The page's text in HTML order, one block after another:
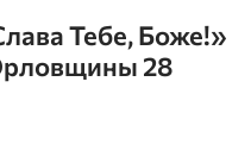
Тебе, Боже!»
28